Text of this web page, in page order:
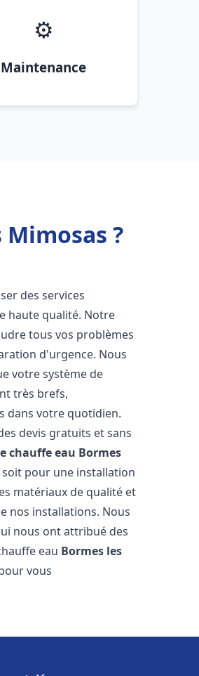
⚙️
Maintenance
?
des services
haute qualité. Notre
tous vos problèmes
d'urgence. Nous
votre système de
très brefs,
dans votre quotidien.
devis gratuits et sans
chauffe eau Bormes
pour une installation
matériaux de qualité et
nos installations. Nous
nous ont attribué des
eau Bormes les
vous